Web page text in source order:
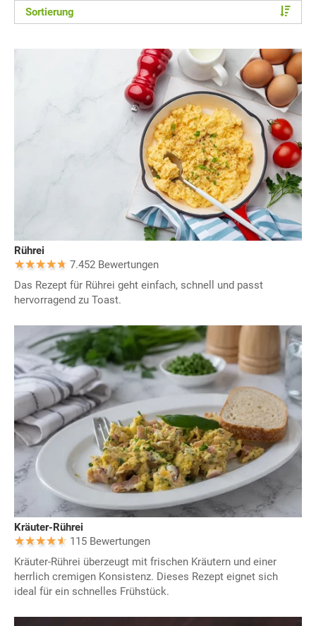
Sortierung
Rührei
7.452 Bewertungen
Das Rezept für Rührei geht einfach, schnell und passt
hervorragend zu Toast.
Kräuter-Rührei
115 Bewertungen
Kräuter-Rührei überzeugt mit frischen Kräutern und einer
herrlich cremigen Konsistenz. Dieses Rezept eignet sich
ideal für ein schnelles Frühstück.